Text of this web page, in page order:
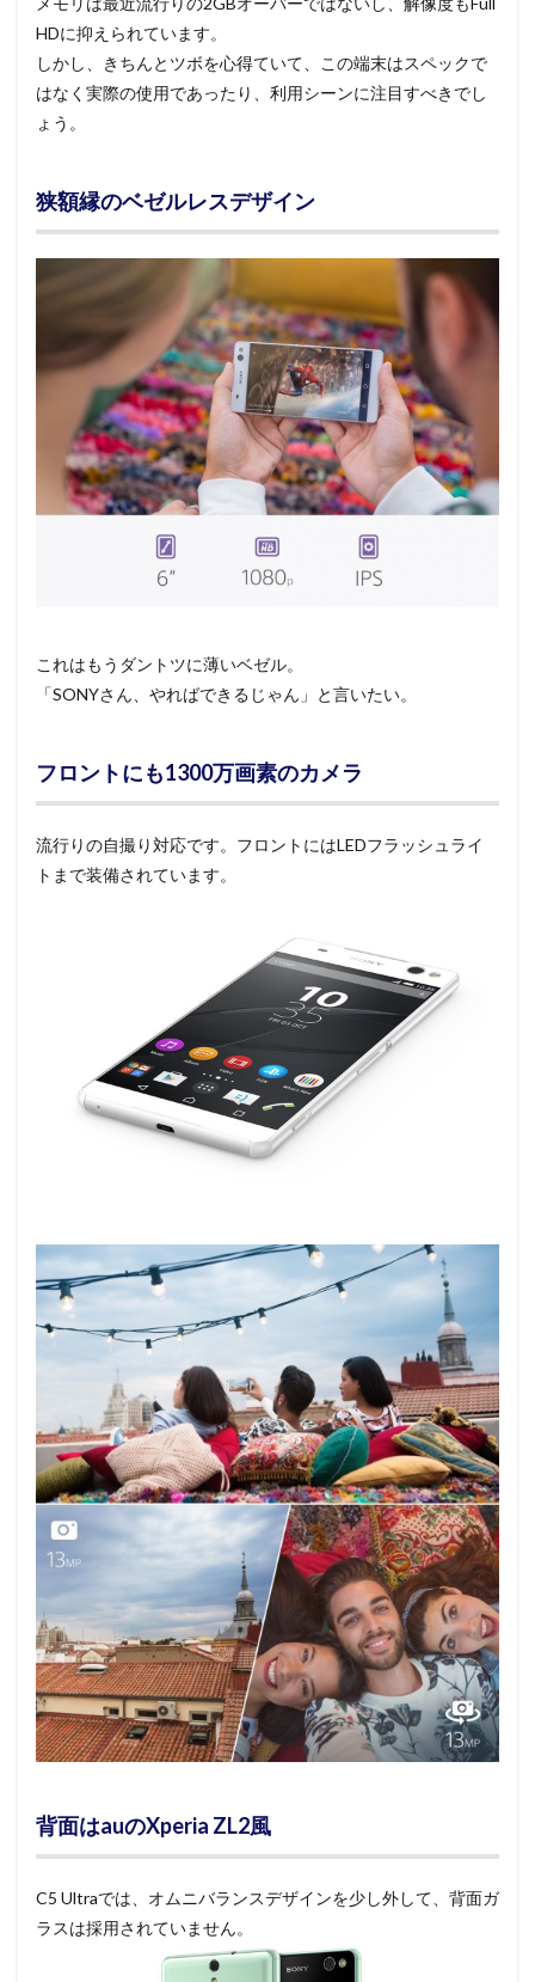
HDに抑えられています。
しかし、きちんとツボを心得ていて、この端末はスペックで
はなく実際の使用であったり、利用シーンに注目すべきでし
ょう。
狭額縁のベゼルレスデザイン
これはもうダントツに薄いベゼル。
「SONYさん、やればできるじゃん」と言いたい。
フロントにも1300万画素のカメラ
流行りの自撮り対応です。フロントにはLEDフラッシュライ
トまで装備されています。
背面はauのXperia ZL2風
C5 Ultraでは、オムニバランスデザインを少し外して、背面ガ
ラスは採用されていません。